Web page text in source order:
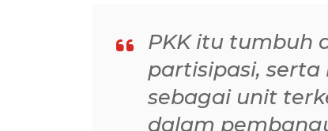
PKK itu tumbuh
partisipasi,
sebagai unit
dalam